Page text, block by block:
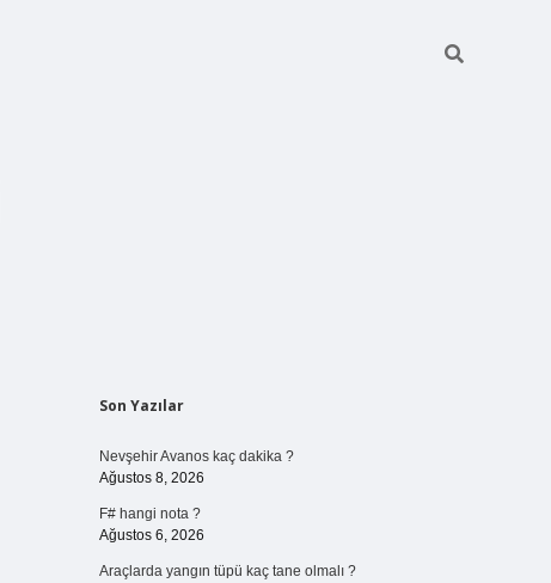
Sidebar
Son Yazılar
Nevşehir Avanos kaç dakika ?
Ağustos 8, 2026
F# hangi nota ?
Ağustos 6, 2026
Araçlarda yangın tüpü kaç tane olmalı ?